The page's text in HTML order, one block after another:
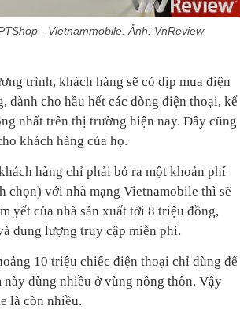
- Vietnammobile. Ảnh: VnReview
trình, khách hàng sẽ có dịp mua điện
cho hầu hết các dòng điện thoại, kể
nhất trên thị trường hiện nay. Đây cũng
khách hàng của họ.
hàng chỉ phải bỏ ra một khoản phí
chọn) với nhà mạng Vietnamobile thì sẽ
yết của nhà sản xuất tới 8 triệu đồng,
dung lượng truy cập miễn phí.
10 triệu chiếc điện thoại chỉ dùng để
này dùng nhiều ở vùng nông thôn. Vậy
là còn nhiều.